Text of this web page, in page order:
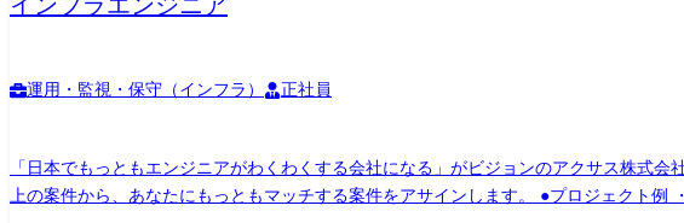
運用・監視・保守（インフラ） 正社員
「日本でもっともエンジニアがわくわくする会社になる」がビジョンのアクサス株式
上の案件から、あなたにもっともマッチする案件をアサインします。 ●プロジェクト例 ・「AWSサービス(GWLB、GWLBE) 」の設計・構築 環境:AWS ・ファイルサーバー移行(オンプレ